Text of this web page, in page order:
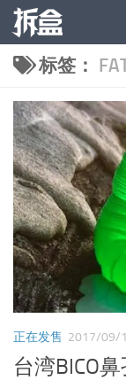
跳至内容
标签：
正在发售 2017/09/
台湾BICO